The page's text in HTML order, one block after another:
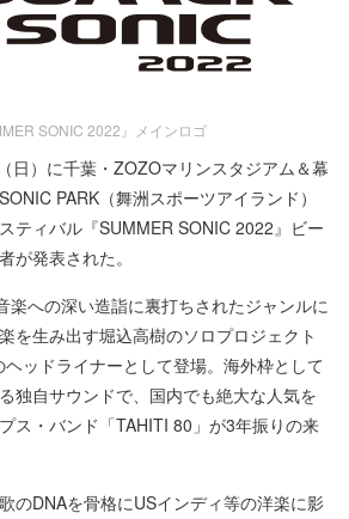
SONIC 2022』メインロゴ
日）に千葉・ZOZOマリンスタジアム＆幕
PARK（舞洲スポーツアイランド）
ティバル『SUMMER SONIC 2022』ビー
が発表された。
楽への深い造詣に裏打ちされたジャンルに
を生み出す堀込高樹のソロプロジェクト
ヘッドライナーとして登場。海外枠として
独自サウンドで、国内でも絶大な人気を
ス・バンド「TAHITI 80」が3年振りの来
のDNAを骨格にUSインディ等の洋楽に影